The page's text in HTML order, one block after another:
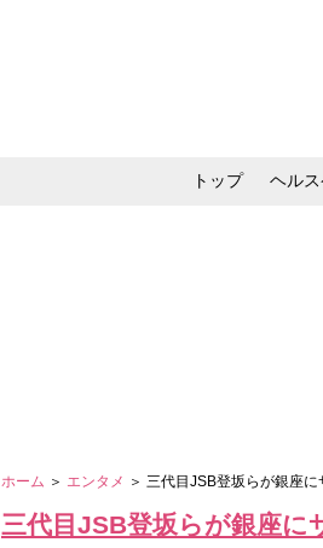
トップ ヘル
ホーム ＞ エンタメ ＞ 三代目JSB登坂らが銀座
三代目JSB登坂らが銀座